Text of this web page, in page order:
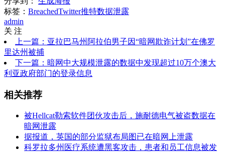
标签： BreachedTwitter推特数据泄露
admin
关 注
上一篇：亚拉巴马州阿拉伯男子因“暗网欺诈计划”在佛罗
里达州被捕
下一篇：暗网中大规模泄露的数据中发现超过10万个澳大
利亚政府部门的登录信息
相关推荐
被Hellcat勒索软件团伙攻击后，施耐德电气被盗数据在
暗网泄露
据报道，英国的部分监狱布局图已在暗网上泄露
科罗拉多州医疗系统遭黑客攻击，患者和员工信息被发